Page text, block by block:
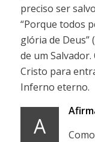
preciso ser
“Porque todos
glória de Deus”
de um
Cristo para
Inferno eterno.
A